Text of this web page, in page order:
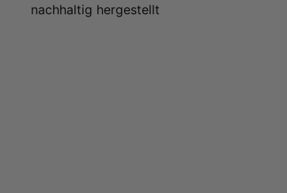
nachhaltig hergestellt